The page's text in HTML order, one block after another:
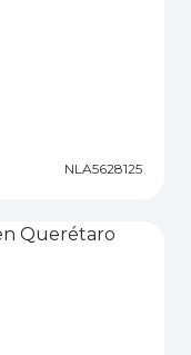
NLA5628125